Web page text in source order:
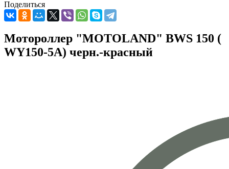
Поделиться
Мотороллер "MOTOLAND" BWS 150 (
WY150-5A) черн.-красный